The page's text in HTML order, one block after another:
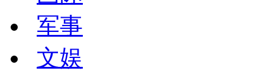
军事
文娱